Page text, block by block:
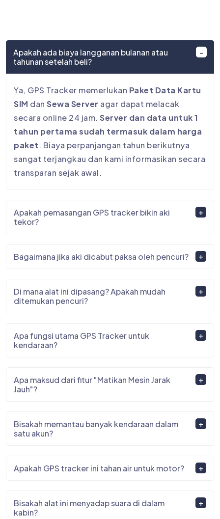
Apakah ada biaya langganan bulanan atau
tahunan setelah beli?
Ya, GPS Tracker memerlukan Paket Data Kartu
SIM dan Sewa Server agar dapat melacak
secara online 24 jam. Server dan data untuk 1
tahun pertama sudah termasuk dalam harga
paket. Biaya perpanjangan tahun berikutnya
sangat terjangkau dan kami informasikan secara
transparan sejak awal.
Apakah pemasangan GPS tracker bikin aki
tekor?
Bagaimana jika aki dicabut paksa oleh pencuri?
Di mana alat ini dipasang? Apakah mudah
ditemukan pencuri?
Apa fungsi utama GPS Tracker untuk
kendaraan?
Apa maksud dari fitur "Matikan Mesin Jarak
Jauh"?
Bisakah memantau banyak kendaraan dalam
satu akun?
Apakah GPS tracker ini tahan air untuk motor?
Bisakah alat ini menyadap suara di dalam
kabin?